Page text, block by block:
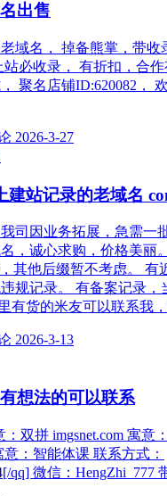
出售
域名， 掉备熊掌，带收
站必收录， 有折扣，合
聚名店铺ID:620082，
2026-3-27
建站记录的老域名
司因业务拓展，急需一
，诚心求购，价格美丽
其他后缀暂不考虑。 有
规记录。 有备案记录，
有货的米友可以联系我
2026-3-13
想法的可以联系
：双拼 imgsnet.com 寓意
意：智能体课 联系方式：
qq] 微信：HengZhi_777